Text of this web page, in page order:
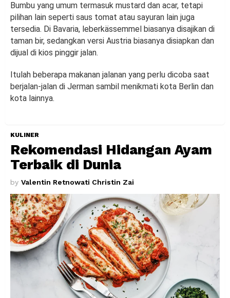
Bumbu yang umum termasuk mustard dan acar, tetapi
pilihan lain seperti saus tomat atau sayuran lain juga
tersedia. Di Bavaria, leberkässemmel biasanya disajikan di
taman bir, sedangkan versi Austria biasanya disiapkan dan
dijual di kios pinggir jalan.
Itulah beberapa makanan jalanan yang perlu dicoba saat
berjalan-jalan di Jerman sambil menikmati kota Berlin dan
kota lainnya.
KULINER
Rekomendasi Hidangan Ayam
Terbaik di Dunia
by Valentin Retnowati Christin Zai